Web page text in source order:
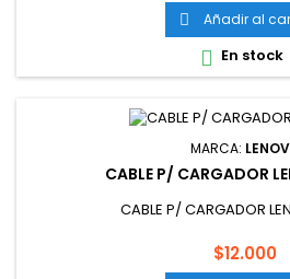
 Añadir al
 En stock
MARCA:
CABLE P/ CARGADOR
CABLE P/ CARGADOR
Precio
$12.000